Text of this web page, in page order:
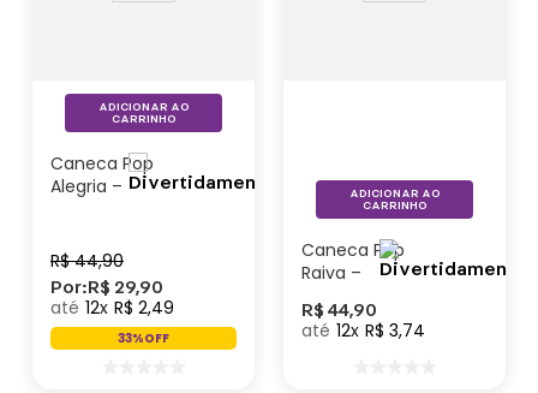
Caneca Pop
Alegria –
R$ 44,90
Por:R$ 29,90
12 R$ 2,49
33%OFF
ADICIONAR AO
CARRINHO
Caneca Pop
Raiva –
R$ 44,90
12 R$ 3,74
ADICIONAR AO
CARRINHO